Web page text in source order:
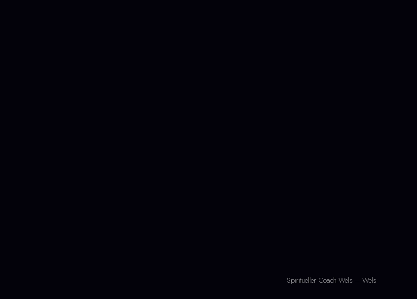
Spiritueller Coach Wels – Wels